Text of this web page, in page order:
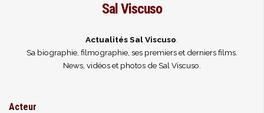
Sal Viscuso
Actualités Sal Viscuso
Sa biographie, filmographie, ses premiers et derniers films.
News, vidéos et photos de Sal Viscuso.
Acteur